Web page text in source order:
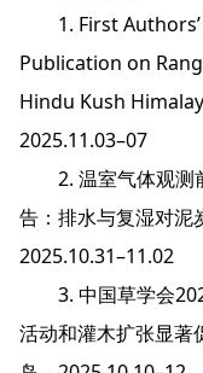
1. First
Publication on
Hindu Kush
2025.11.03–07
2. 温室气体观测
告：排水与复湿对泥
2025.10.31–11.02
3. 中国草学会
活动和灌木扩张显著